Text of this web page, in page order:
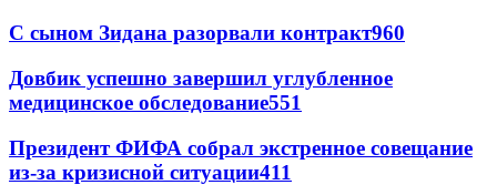
С сыном Зидана разорвали контракт960
Довбик успешно завершил углубленное
медицинское обследование551
Президент ФИФА собрал экстренное совещание
из-за кризисной ситуации411